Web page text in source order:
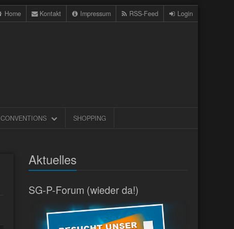
Home Kontakt Impressum RSS-Feed Login
CONVENTIONS SHOPPING
Aktuelles
SG-P-Forum (wieder da!)